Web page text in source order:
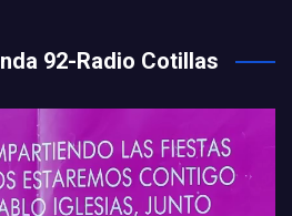
92-Radio Cotillas